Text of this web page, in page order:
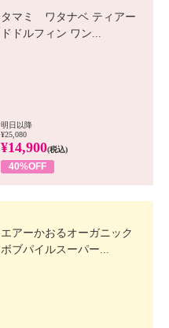
タマミ ワタナベ ティアー
ドドルフィン ワン...
明日以降
¥25,080
¥14,900(税込)
40%OFF
エアーかおるオーガニック
ボブパイルスーパー...